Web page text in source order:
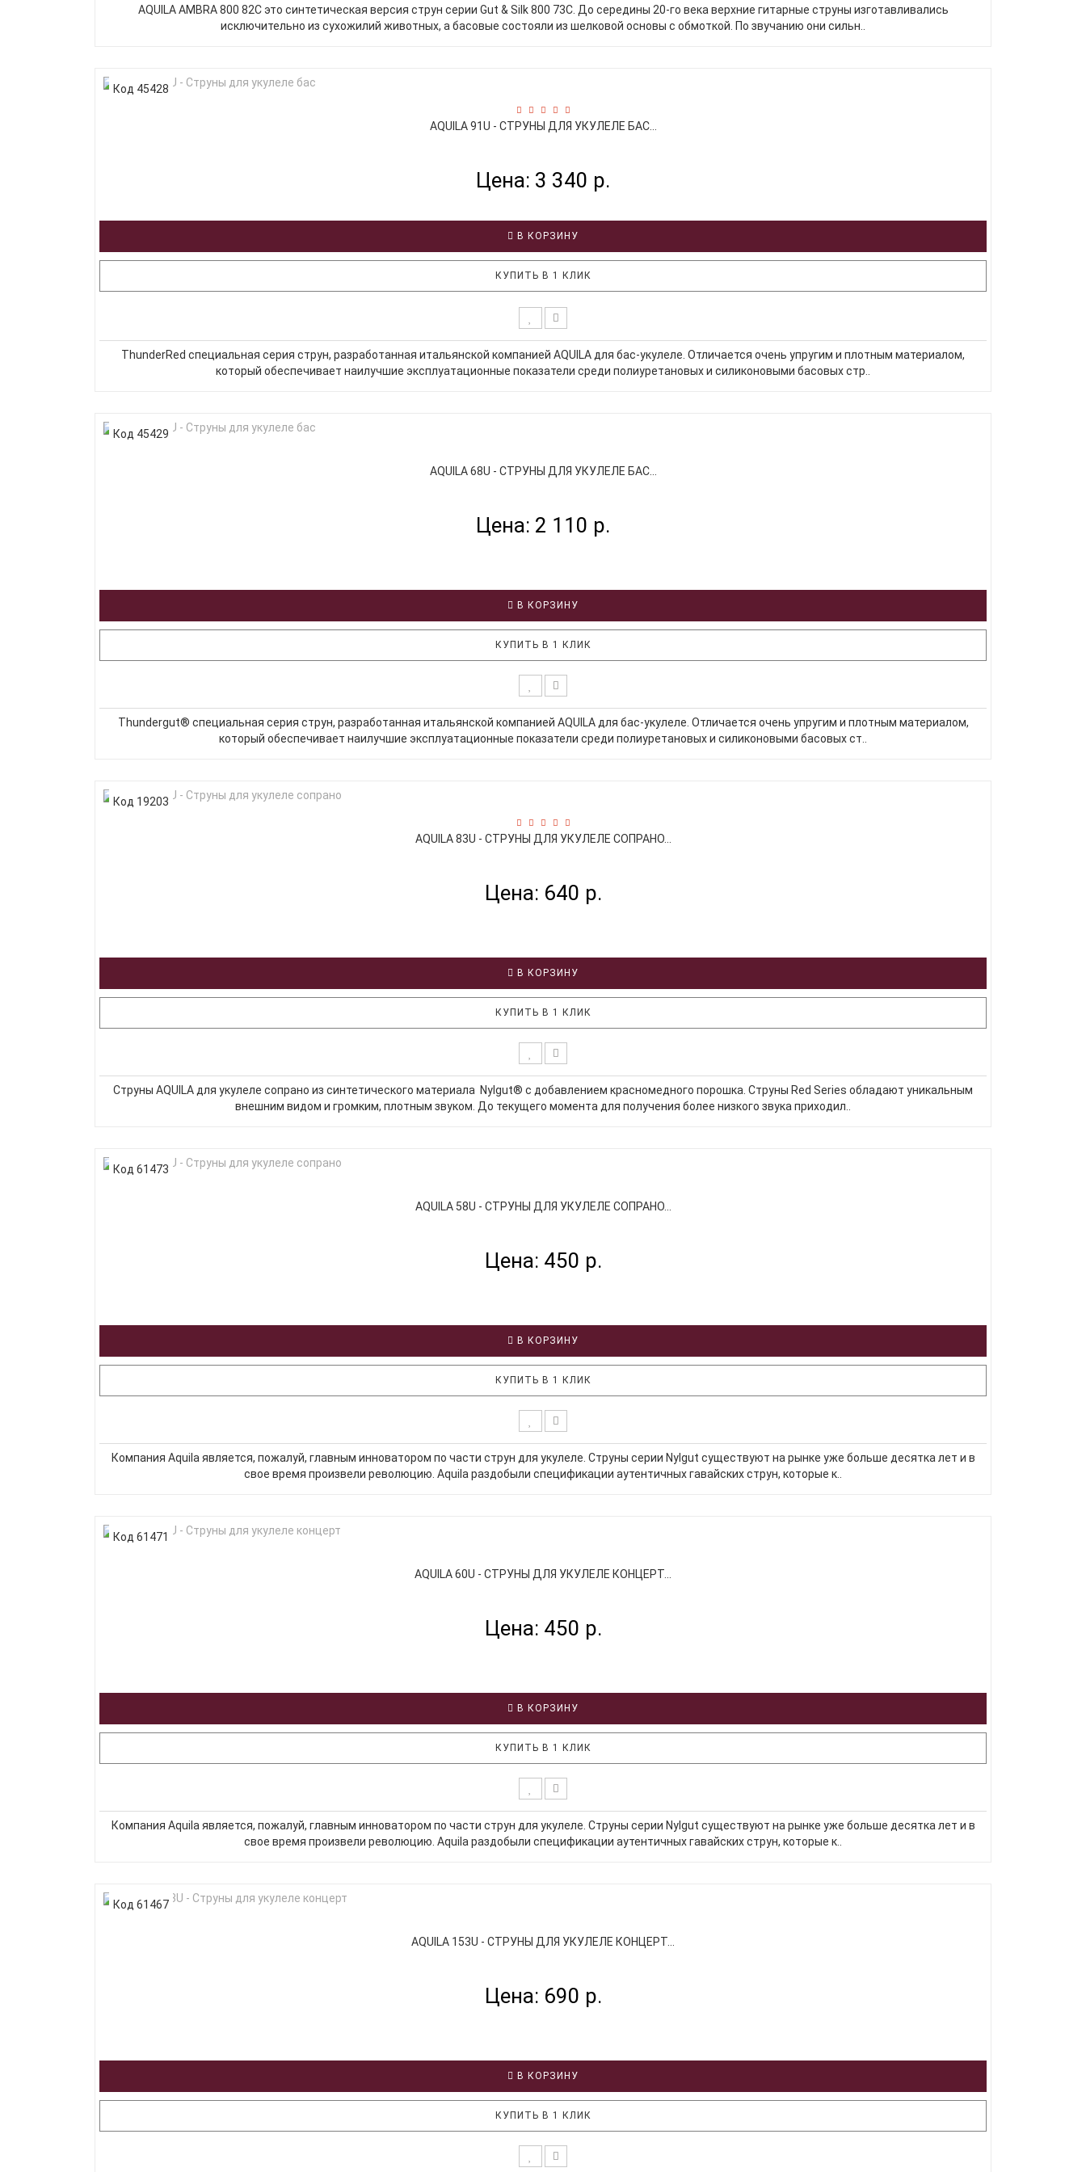
AQUILA AMBRA 800 82C это синтетическая версия струн серии Gut & Silk 800 73C. До середины 20-го века верхние гитарные струны изготавливались
исключительно из сухожилий животных, а басовые состояли из шелковой основы с обмоткой. По звучанию они сильн..
Код 45428
AQUILA 91U - СТРУНЫ ДЛЯ УКУЛЕЛЕ БАС...
Цена: 3 340 р.
В КОРЗИНУ
КУПИТЬ В 1 КЛИК
ThunderRed специальная серия струн, разработанная итальянской компанией AQUILA для бас-укулеле. Отличается очень упругим и плотным материалом,
который обеспечивает наилучшие эксплуатационные показатели среди полиуретановых и силиконовыми басовых стр..
Код 45429
AQUILA 68U - СТРУНЫ ДЛЯ УКУЛЕЛЕ БАС...
Цена: 2 110 р.
В КОРЗИНУ
КУПИТЬ В 1 КЛИК
Thundergut® специальная серия струн, разработанная итальянской компанией AQUILA для бас-укулеле. Отличается очень упругим и плотным материалом,
который обеспечивает наилучшие эксплуатационные показатели среди полиуретановых и силиконовыми басовых ст..
Код 19203
AQUILA 83U - СТРУНЫ ДЛЯ УКУЛЕЛЕ СОПРАНО...
Цена: 640 р.
В КОРЗИНУ
КУПИТЬ В 1 КЛИК
Струны AQUILA для укулеле сопрано из синтетического материала Nylgut® с добавлением красномедного порошка. Струны Red Series обладают уникальным
внешним видом и громким, плотным звуком. До текущего момента для получения более низкого звука приходил..
Код 61473
AQUILA 58U - СТРУНЫ ДЛЯ УКУЛЕЛЕ СОПРАНО...
Цена: 450 р.
В КОРЗИНУ
КУПИТЬ В 1 КЛИК
Компания Aquila является, пожалуй, главным инноватором по части струн для укулеле. Струны серии Nylgut существуют на рынке уже больше десятка лет и в
свое время произвели революцию. Aquila раздобыли спецификации аутентичных гавайских струн, которые к..
Код 61471
AQUILA 60U - СТРУНЫ ДЛЯ УКУЛЕЛЕ КОНЦЕРТ...
Цена: 450 р.
В КОРЗИНУ
КУПИТЬ В 1 КЛИК
Компания Aquila является, пожалуй, главным инноватором по части струн для укулеле. Струны серии Nylgut существуют на рынке уже больше десятка лет и в
свое время произвели революцию. Aquila раздобыли спецификации аутентичных гавайских струн, которые к..
Код 61467
AQUILA 153U - СТРУНЫ ДЛЯ УКУЛЕЛЕ КОНЦЕРТ...
Цена: 690 р.
В КОРЗИНУ
КУПИТЬ В 1 КЛИК